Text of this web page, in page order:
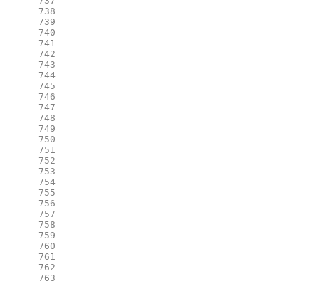
738
739
740
741
742
743
744
745
746
747
748
749
750
751
752
753
754
755
756
757
758
759
760
761
762
763